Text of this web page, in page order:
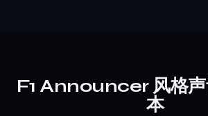
F1 Announcer 风格声
本